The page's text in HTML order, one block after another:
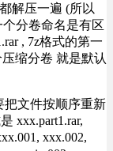
解压一遍 (所以
分卷命名是有区
, 7z格式的第一
缩分卷 就是默认
把文件按顺序重新
xxx.part1.rar,
xxx.002,